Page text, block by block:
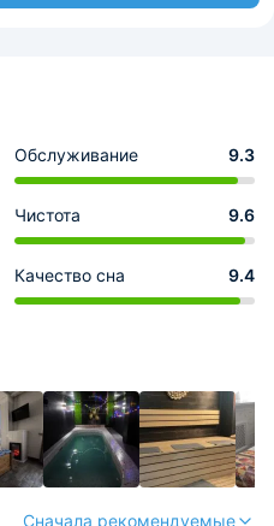
Обслуживание 9.3
Чистота 9.6
Качество сна 9.4
Сначала рекомендуемые